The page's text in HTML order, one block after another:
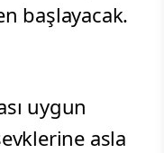
başlayacak.
uygun
asla